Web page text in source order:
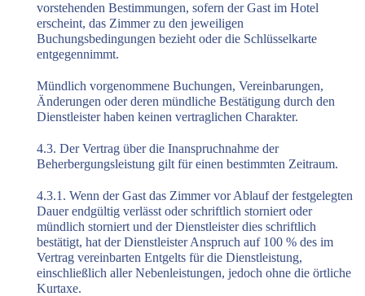
vorstehenden Bestimmungen, sofern der Gast im Hotel
erscheint, das Zimmer zu den jeweiligen
Buchungsbedingungen bezieht oder die Schlüsselkarte
entgegennimmt.
Mündlich vorgenommene Buchungen, Vereinbarungen,
Änderungen oder deren mündliche Bestätigung durch den
Dienstleister haben keinen vertraglichen Charakter.
4.3. Der Vertrag über die Inanspruchnahme der
Beherbergungsleistung gilt für einen bestimmten Zeitraum.
4.3.1. Wenn der Gast das Zimmer vor Ablauf der festgelegten
Dauer endgültig verlässt oder schriftlich storniert oder
mündlich storniert und der Dienstleister dies schriftlich
bestätigt, hat der Dienstleister Anspruch auf 100 % des im
Vertrag vereinbarten Entgelts für die Dienstleistung,
einschließlich aller Nebenleistungen, jedoch ohne die örtliche
Kurtaxe.